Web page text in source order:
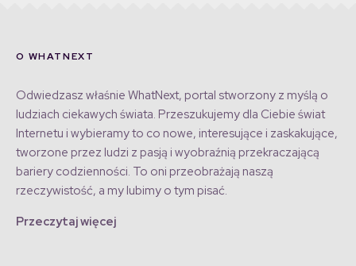
O WHATNEXT
Odwiedzasz właśnie WhatNext, portal stworzony z myślą o
ludziach ciekawych świata. Przeszukujemy dla Ciebie świat
Internetu i wybieramy to co nowe, interesujące i zaskakujące,
tworzone przez ludzi z pasją i wyobraźnią przekraczającą
bariery codzienności. To oni przeobrażają naszą
rzeczywistość, a my lubimy o tym pisać.
Przeczytaj więcej